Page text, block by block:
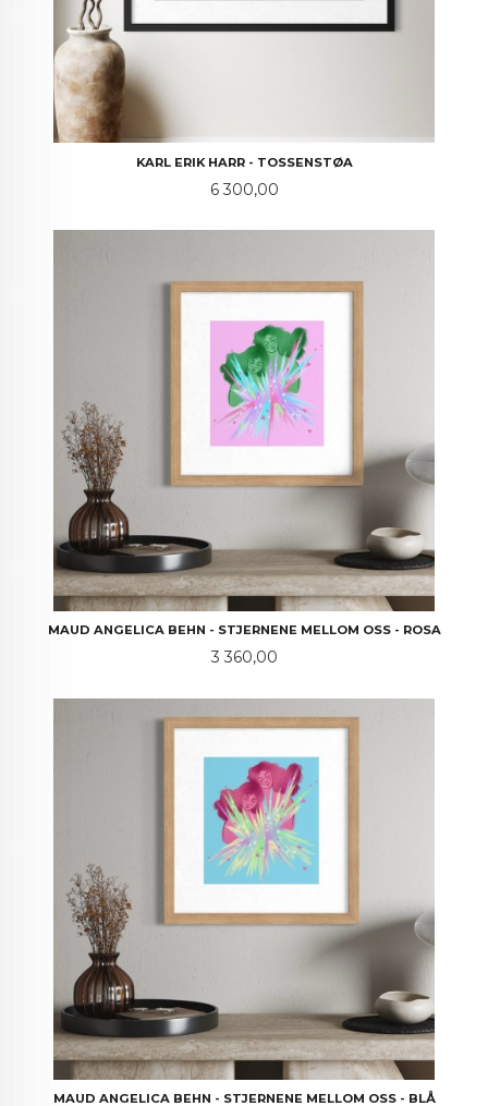
KARL ERIK HARR - TOSSENSTØA
Pris
6 300,00
MAUD ANGELICA BEHN - STJERNENE MELLOM OSS - ROSA
Pris
3 360,00
MAUD ANGELICA BEHN - STJERNENE MELLOM OSS - BLÅ